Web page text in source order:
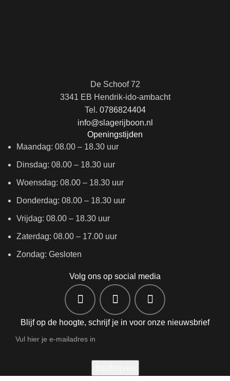
De Schoof 72
3341 EB Hendrik-ido-ambacht
Tel. 0786824404
info@slagerijboon.nl
Openingstijden
Maandag: 08.00 – 18.30 uur
Dinsdag: 08.00 – 18.30 uur
Woensdag: 08.00 – 18.30 uur
Donderdag: 08.00 – 18.30 uur
Vrijdag: 08.00 – 18.30 uur
Zaterdag: 08.00 – 17.00 uur
Zondag: Gesloten
Volg ons op social media
Blijf op de hoogte, schrijf je in voor onze nieuwsbrief